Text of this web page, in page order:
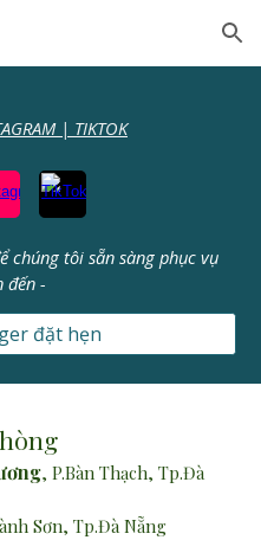
Skip to navigation
| TIKTOK
chúng tôi sẵn sàng phục vụ
đến -
đặt hẹn
,P.Bàn Thạch, Tp.Đà
Sơn, Tp.Đà Nẵng